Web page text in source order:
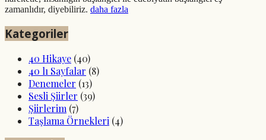
zamanlıdır, diyebiliriz. daha fazla
Kategoriler
40 Hikaye (40)
40 lı Sayfalar (8)
Denemeler (13)
Sesli Şiirler (39)
Şiirlerim (7)
Taşlama Örnekleri (4)